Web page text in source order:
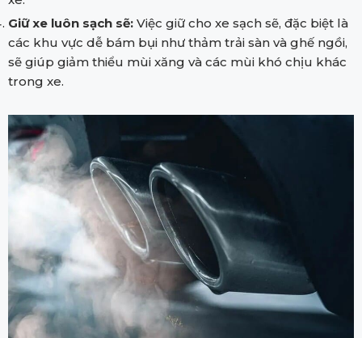
Giữ xe luôn sạch sẽ: Việc giữ cho xe sạch sẽ, đặc biệt là
các khu vực dễ bám bụi như thảm trải sàn và ghế ngồi,
sẽ giúp giảm thiểu mùi xăng và các mùi khó chịu khác
trong xe.